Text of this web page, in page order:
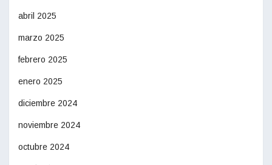
abril 2025
marzo 2025
febrero 2025
enero 2025
diciembre 2024
noviembre 2024
octubre 2024